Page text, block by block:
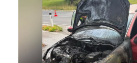
🚒🔥 EINSATZ: Brand PKW
Am ...